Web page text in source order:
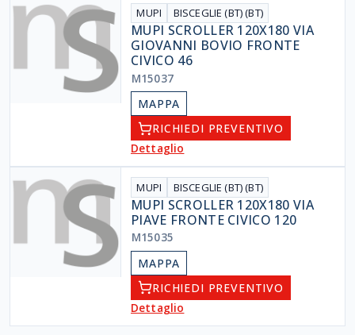
MUPI BISCEGLIE (BT) (BT)
MUPI SCROLLER 120X180 VIA
GIOVANNI BOVIO FRONTE
CIVICO 46
M15037
MAPPA
RICHIEDI PREVENTIVO
Dettaglio
MUPI BISCEGLIE (BT) (BT)
MUPI SCROLLER 120X180 VIA
PIAVE FRONTE CIVICO 120
M15035
MAPPA
RICHIEDI PREVENTIVO
Dettaglio